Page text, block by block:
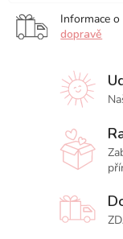
Stabilo
Pen
68,
Informace o
dopravě